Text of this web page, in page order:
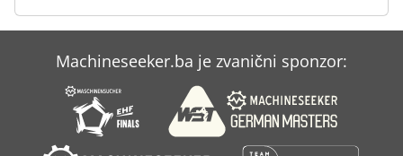
Machineseeker.ba je zvanični sponzor: